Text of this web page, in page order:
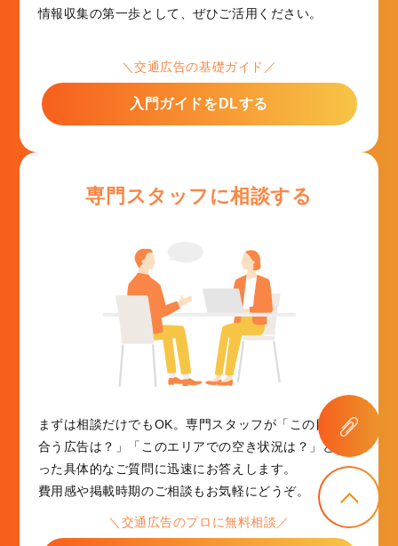
情報収集の第一歩として、ぜひご活用ください。
＼交通広告の基礎ガイド／
入門ガイドをDLする
専門スタッフに相談する
まずは相談だけでもOK。専門スタッフが「この目的に
合う広告は？」「このエリアでの空き状況は？」とい
った具体的なご質問に迅速にお答えします。
費用感や掲載時期のご相談もお気軽にどうぞ。
＼交通広告のプロに無料相談／